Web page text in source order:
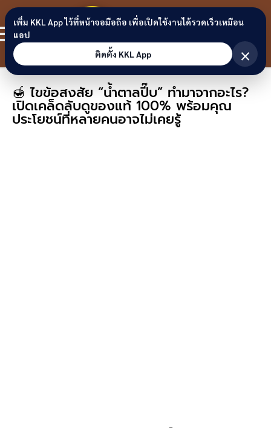
Skip to content
ขอนแก่น
ลิงก์
🍯 ไขข้อสงสัย “น้ำตาลปี๊บ” ทำมาจากอะไร?
เปิดเคล็ดลับดูของแท้ 100% พร้อมคุณ
ประโยชน์ที่หลายคนอาจไม่เคยรู้
เพิ่ม KKL App ไว้ที่หน้าจอมือถือ เพื่อเปิดใช้งานได้รวดเร็วเหมือน
แอป
ติดตั้ง KKL App
×